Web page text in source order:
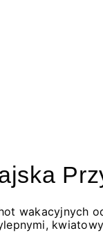
wakacyjnych